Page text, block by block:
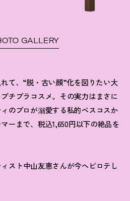
GALLERY
て、“脱・古い顔”化を図りたい大
チプラコスメ。その実力はまさに
のプロが溺愛する私的ベスコスか
ーまで、税込1,650円以下の絶品を
スト中山友恵さんが今ヘビロテし